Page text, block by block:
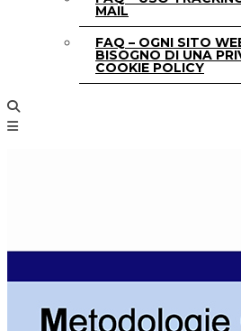
MAIL
FAQ – OGNI SITO
BISOGNO DI UNA
COOKIE POLICY